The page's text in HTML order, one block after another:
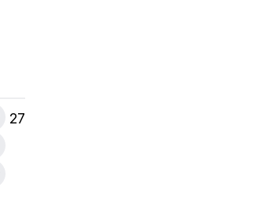
27